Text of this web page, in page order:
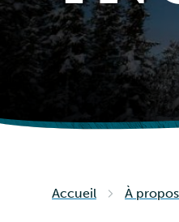
Accueil À